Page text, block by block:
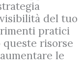
del tuo
pratici
risorse
le